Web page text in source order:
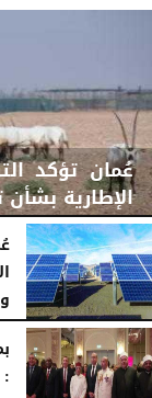
عُمان تؤكد
الإطارية بشأن
الخميس، 6 أغسطس 2026
الخميس، 6 أغسطس 2026
: